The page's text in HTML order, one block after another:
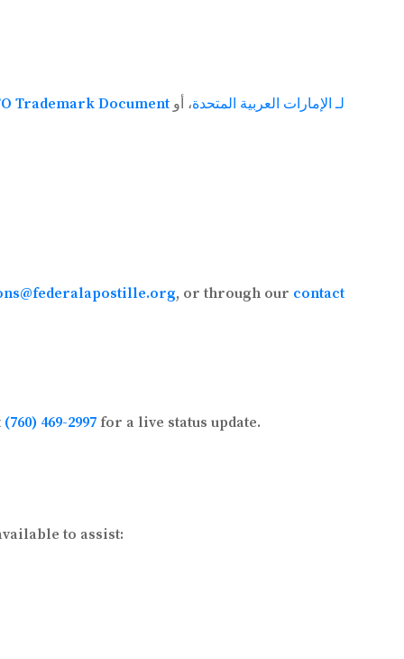
أبوستيل فيدرالي سريع التسليم لـ USPTO Trademark Document لـ الإمارات العربية المتحدة، أو
, or through our contact
(760) 469-2997 for a live status update.
to assist: